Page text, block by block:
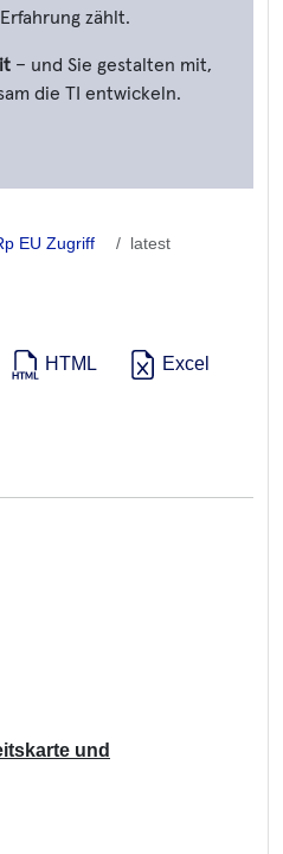
zählt.
– und Sie gestalten mit,
die TI entwickeln.
EU Zugriff latest
HTML Excel
und